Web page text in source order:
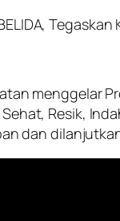
menggelar
Resik,
dan